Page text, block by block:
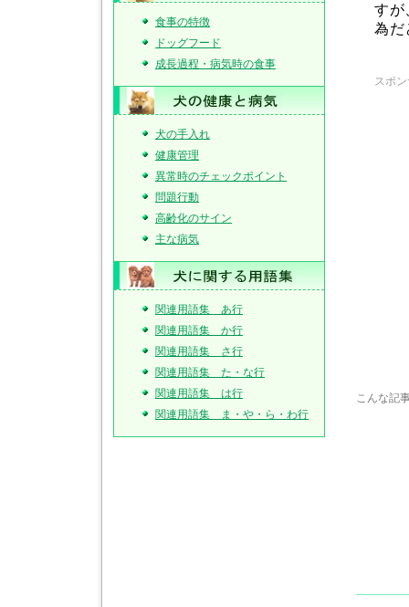
すが
為だ
スポ
こんな記
食事の特徴
ドッグフード
成長過程・病気時の食事
犬の手入れ
健康管理
異常時のチェックポイント
問題行動
高齢化のサイン
主な病気
関連用語集 あ行
関連用語集 か行
関連用語集 さ行
関連用語集 た・な行
関連用語集 は行
関連用語集 ま・や・ら・わ行